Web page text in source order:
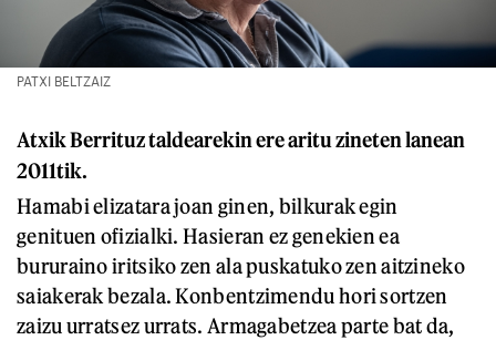
PATXI BELTZAIZ
Atxik Berrituz taldearekin ere aritu zineten lanean
2011tik.
Hamabi elizatara joan ginen, bilkurak egin
genituen ofizialki. Hasieran ez genekien ea
bururaino iritsiko zen ala puskatuko zen aitzineko
saiakerak bezala. Konbentzimendu hori sortzen
zaizu urratsez urrats. Armagabetzea parte bat da,